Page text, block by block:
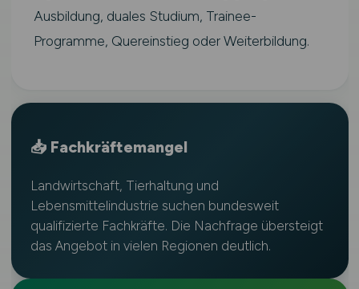
Ausbildung, duales Studium, Trainee-
Programme, Quereinstieg oder Weiterbildung.
📥 Fachkräftemangel
Landwirtschaft, Tierhaltung und
Lebensmittelindustrie suchen bundesweit
qualifizierte Fachkräfte. Die Nachfrage übersteigt
das Angebot in vielen Regionen deutlich.